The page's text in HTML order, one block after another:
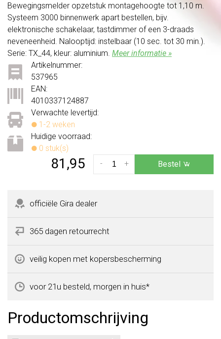
Bewegingsmelder opzetstuk montagehoogte tot 1,10 m.
Systeem 3000 binnenwerk apart bestellen, bijv.
elektronische schakelaar, tastdimmer of een 3-draads
neveneenheid. Nalooptijd: instelbaar (10 sec. tot 30 min.).
Serie: TX_44, kleur: aluminium. Meer informatie »
Verwachte levertijd:
1-2 weken
Huidige voorraad:
0 stuk(s)
Artikelnummer:
537965
EAN:
4010337124887
81,95 +
- Bestel
officiële Gira dealer
365 dagen retourrecht
veilig kopen met kopersbescherming
voor 21u besteld, morgen in huis*
Productomschrijving